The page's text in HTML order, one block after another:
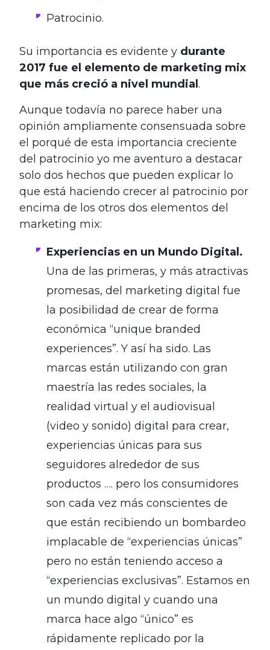
Patrocinio.
Su importancia es evidente y durante
2017 fue el elemento de marketing mix
que más creció a nivel mundial .
Aunque todavía no parece haber una
opinión ampliamente consensuada sobre
el porqué de esta importancia creciente
del patrocinio yo me aventuro a destacar
solo dos hechos que pueden explicar lo
que está haciendo crecer al patrocinio por
encima de los otros dos elementos del
marketing mix:
Experiencias en un Mundo Digital.
Una de las primeras, y más atractivas
promesas, del marketing digital fue
la posibilidad de crear de forma
económica “unique branded
experiences”. Y así ha sido. Las
marcas están utilizando con gran
maestría las redes sociales, la
realidad virtual y el audiovisual
(video y sonido) digital para crear,
experiencias únicas para sus
seguidores alrededor de sus
productos …. pero los consumidores
son cada vez más conscientes de
que están recibiendo un bombardeo
implacable de “experiencias únicas”
pero no están teniendo acceso a
“experiencias exclusivas”. Estamos en
un mundo digital y cuando una
marca hace algo “único” es
rápidamente replicado por la